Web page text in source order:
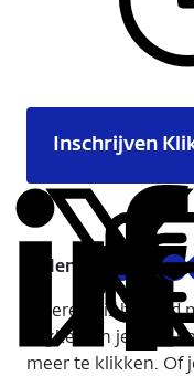
Inschrijven
Delen:
Deel
LinkedIn
Deel
via
X
Deel
via
E-
Iedereen is
klikken en je hebt
meer te klikken. Of